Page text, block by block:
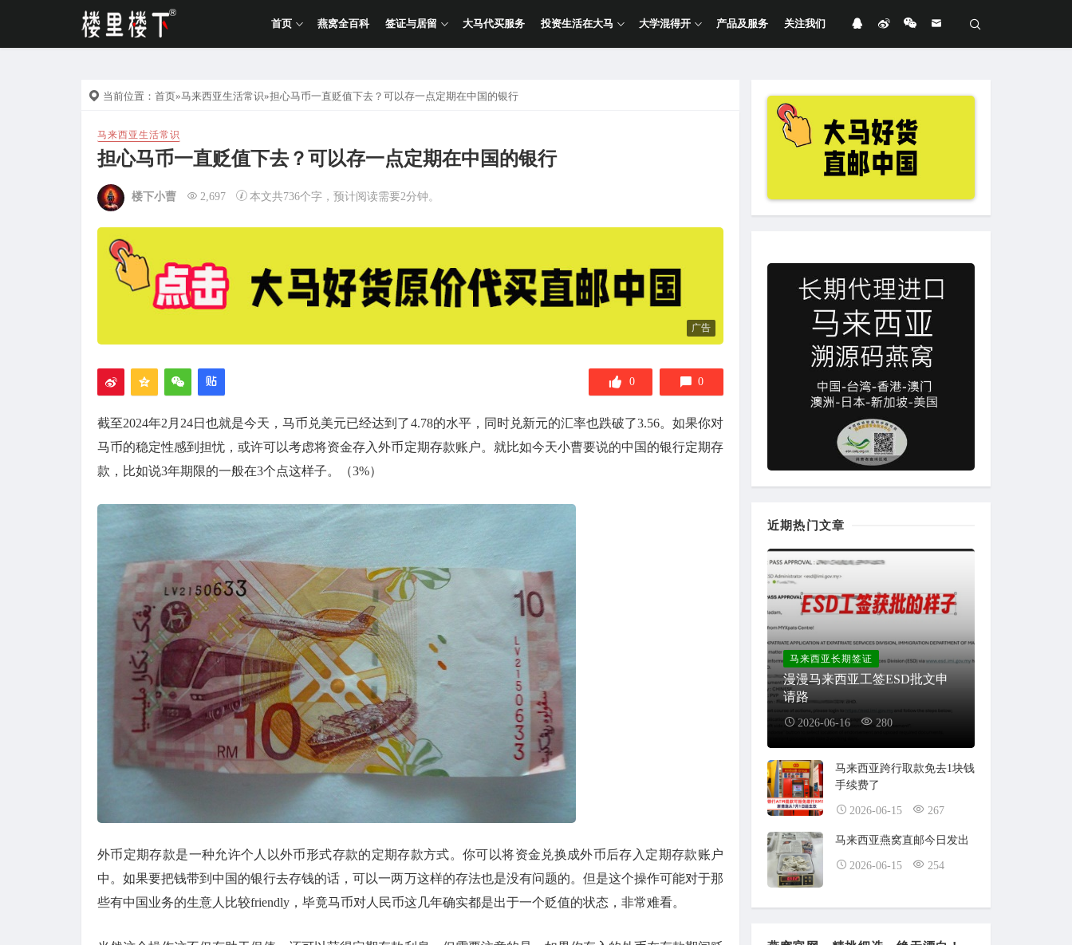
首页 燕窝全百科 签证与居留 大马代买服务 投资生活在大马 大学混得开 产品及服务 关注我们
当前位置： 首页»马来西亚生活常识»担心马币一直贬值下去？可以存一点定期在中国的银行
马来西亚生活常识
担心马币一直贬值下去？可以存一点定期在中国的银行
楼下小曹 2,697 本文共736个字，预计阅读需要2分钟。
广告
0 0
截至2024年2月24日也就是今天，马币兑美元已经达到了4.78的水平，同时兑新元的汇率也跌破了3.56。如果你对
马币的稳定性感到担忧，或许可以考虑将资金存入外币定期存款账户。就比如今天小曹要说的中国的银行定期存
款，比如说3年期限的一般在3个点这样子。（3%）
外币定期存款是一种允许个人以外币形式存款的定期存款方式。你可以将资金兑换成外币后存入定期存款账户
中。如果要把钱带到中国的银行去存钱的话，可以一两万这样的存法也是没有问题的。但是这个操作可能对于那
些有中国业务的生意人比较friendly，毕竟马币对人民币这几年确实都是出于一个贬值的状态，非常难看。
近期热门文章
马来西亚长期签证
漫漫马来西亚工签ESD批文申
请路
2026-06-16 280
马来西亚跨行取款免去1块钱
手续费了
2026-06-15 267
马来西亚燕窝直邮今日发出
2026-06-15 254